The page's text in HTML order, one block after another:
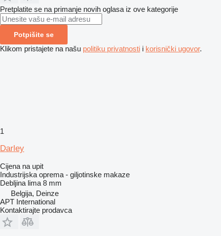
Pretplatite se na primanje novih oglasa iz ove kategorije
Potpišite se
Klikom pristajete na našu politiku privatnosti i korisnički ugovor.
1
Darley
Cijena na upit
Industrijska oprema - giljotinske makaze
Debljina lima 8 mm
Belgija, Deinze
APT International
Kontaktirajte prodavca